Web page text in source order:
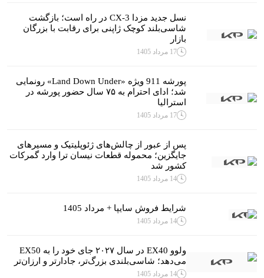
نسل جدید مزدا CX-3 در راه است؛ بازگشت
شاسی‌بلند کوچک ژاپنی برای رقابت با بزرگان
بازار
17 مرداد 1405
پورشه 911 ویژه «Land Down Under» رونمایی
شد؛ ادای احترام به ۷۵ سال حضور پورشه در
استرالیا
17 مرداد 1405
پس از عبور از چالش‌های ژئوپلیتیک و مسیرهای
جایگزین؛ محموله قطعات نیسان ترا وارد گمرکات
کشور شد
14 مرداد 1405
شرایط فروش سایپا + مرداد 1405
14 مرداد 1405
ولوو EX40 در سال ۲۰۲۷ جای خود را به EX50
می‌دهد؛ شاسی‌بلندی بزرگ‌تر، جادارتر و ارزان‌تر
14 مرداد 1405